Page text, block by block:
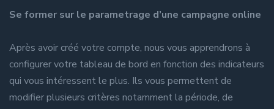
Se former sur le parametrage d’une campagne online
Après avoir créé votre compte, nous vous apprendrons à
configurer votre tableau de bord en fonction des indicateurs
qui vous intéressent le plus. Ils vous permettent de
modifier plusieurs critères notamment la période, de